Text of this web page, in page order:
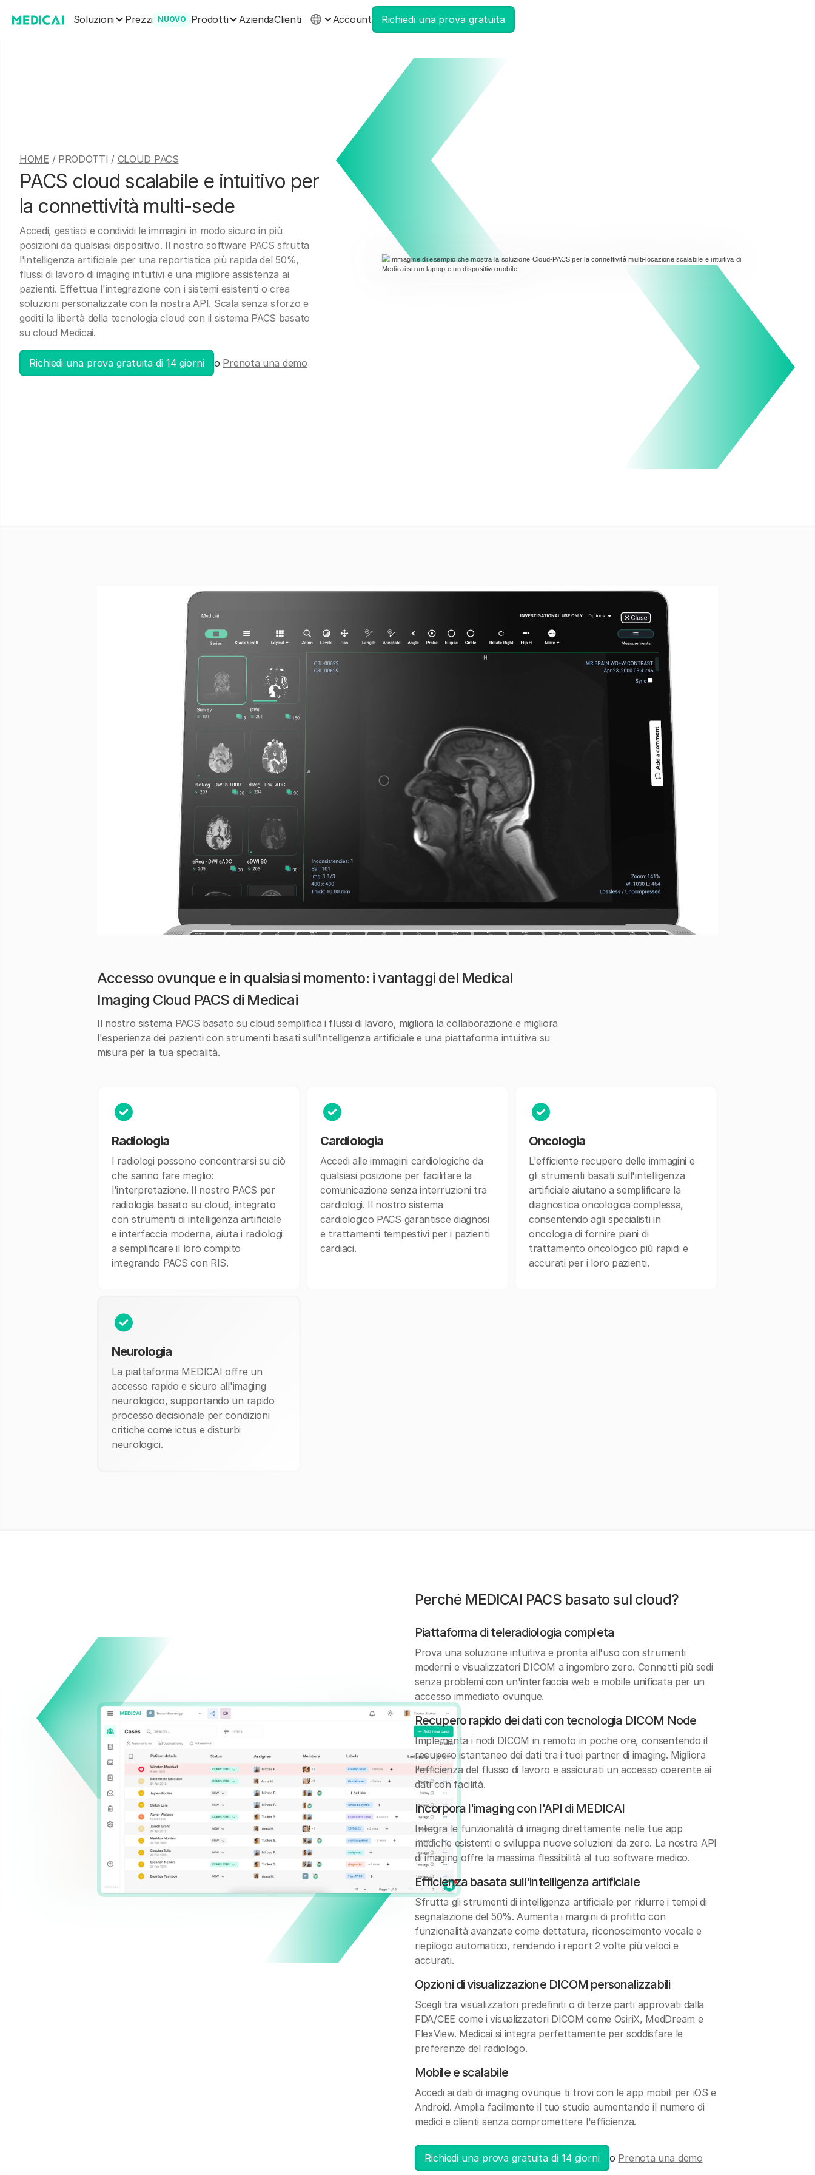
Soluzioni Prezzi NUOVO Prodotti AziendaClienti Account Richiedi una prova gratuita
HOME / PRODOTTI / CLOUD PACS
PACS cloud scalabile e intuitivo per
la connettività multi-sede
Accedi, gestisci e condividi le immagini in modo sicuro in più
posizioni da qualsiasi dispositivo. Il nostro software PACS sfrutta
l'intelligenza artificiale per una reportistica più rapida del 50%,
flussi di lavoro di imaging intuitivi e una migliore assistenza ai
pazienti. Effettua l'integrazione con i sistemi esistenti o crea
soluzioni personalizzate con la nostra API. Scala senza sforzo e
goditi la libertà della tecnologia cloud con il sistema PACS basato
su cloud Medicai.
Richiedi una prova gratuita di 14 giorni o Prenota una demo
Accesso ovunque e in qualsiasi momento: i vantaggi del Medical
Imaging Cloud PACS di Medicai
Il nostro sistema PACS basato su cloud semplifica i flussi di lavoro, migliora la collaborazione e migliora
l'esperienza dei pazienti con strumenti basati sull'intelligenza artificiale e una piattaforma intuitiva su
misura per la tua specialità.
Radiologia
I radiologi possono concentrarsi su ciò
che sanno fare meglio:
l'interpretazione. Il nostro PACS per
radiologia basato su cloud, integrato
con strumenti di intelligenza artificiale
e interfaccia moderna, aiuta i radiologi
a semplificare il loro compito
integrando PACS con RIS.
Cardiologia
Accedi alle immagini cardiologiche da
qualsiasi posizione per facilitare la
comunicazione senza interruzioni tra
cardiologi. Il nostro sistema
cardiologico PACS garantisce diagnosi
e trattamenti tempestivi per i pazienti
cardiaci.
Oncologia
L'efficiente recupero delle immagini e
gli strumenti basati sull'intelligenza
artificiale aiutano a semplificare la
diagnostica oncologica complessa,
consentendo agli specialisti in
oncologia di fornire piani di
trattamento oncologico più rapidi e
accurati per i loro pazienti.
Neurologia
La piattaforma MEDICAI offre un
accesso rapido e sicuro all'imaging
neurologico, supportando un rapido
processo decisionale per condizioni
critiche come ictus e disturbi
neurologici.
Perché MEDICAI PACS basato sul cloud?
Piattaforma di teleradiologia completa
Prova una soluzione intuitiva e pronta all'uso con strumenti
moderni e visualizzatori DICOM a ingombro zero. Connetti più sedi
senza problemi con un'interfaccia web e mobile unificata per un
accesso immediato ovunque.
Recupero rapido dei dati con tecnologia DICOM Node
Implementa i nodi DICOM in remoto in poche ore, consentendo il
recupero istantaneo dei dati tra i tuoi partner di imaging. Migliora
l'efficienza del flusso di lavoro e assicurati un accesso coerente ai
dati con facilità.
Incorpora l'imaging con l'API di MEDICAI
Integra le funzionalità di imaging direttamente nelle tue app
mediche esistenti o sviluppa nuove soluzioni da zero. La nostra API
di imaging offre la massima flessibilità al tuo software medico.
Efficienza basata sull'intelligenza artificiale
Sfrutta gli strumenti di intelligenza artificiale per ridurre i tempi di
segnalazione del 50%. Aumenta i margini di profitto con
funzionalità avanzate come dettatura, riconoscimento vocale e
riepilogo automatico, rendendo i report 2 volte più veloci e
accurati.
Opzioni di visualizzazione DICOM personalizzabili
Scegli tra visualizzatori predefiniti o di terze parti approvati dalla
FDA/CEE come i visualizzatori DICOM come OsiriX, MedDream e
FlexView. Medicai si integra perfettamente per soddisfare le
preferenze del radiologo.
Mobile e scalabile
Accedi ai dati di imaging ovunque ti trovi con le app mobili per iOS e
Android. Amplia facilmente il tuo studio aumentando il numero di
medici e clienti senza compromettere l'efficienza.
Richiedi una prova gratuita di 14 giorni o Prenota una demo